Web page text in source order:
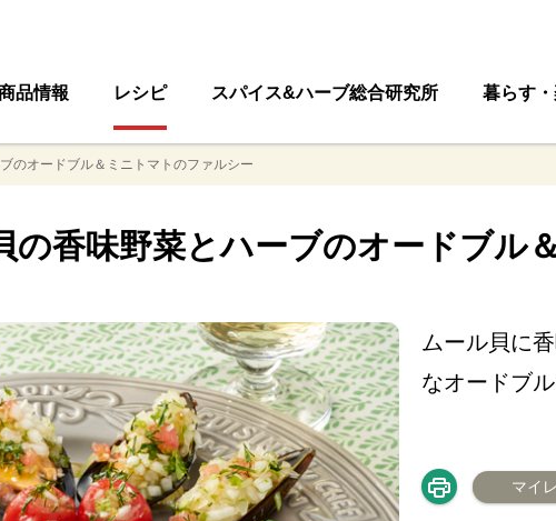
品情報 レシピ スパイス&ハーブ総合研究所 暮らす
のオードブル＆ミニトマトのファルシー
の香味野菜とハーブのオードブル
ムール貝に
なオードブ
マイ